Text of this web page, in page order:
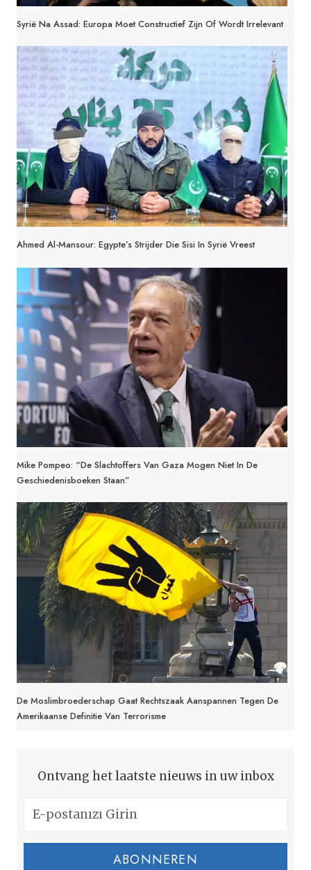
Syrië Na Assad: Europa Moet Constructief Zijn Of Wordt Irrelevant
Ahmed Al-Mansour: Egypte’s Strijder Die Sisi In Syrië Vreest
Mike Pompeo: “De Slachtoffers Van Gaza Mogen Niet In De
Geschiedenisboeken Staan”
De Moslimbroederschap Gaat Rechtszaak Aanspannen Tegen De
Amerikaanse Definitie Van Terrorisme
Ontvang het laatste nieuws in uw inbox
ABONNEREN